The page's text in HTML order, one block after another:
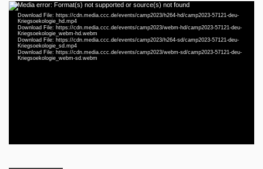
Video
Player
Media error: Format(s) not supported or source(s) not found
Download File: https://cdn.media.ccc.de/events/camp2023/h264-hd/camp2023-57121-deu-
Kriegsoekologie_hd.mp4
Download File: https://cdn.media.ccc.de/events/camp2023/webm-hd/camp2023-57121-deu-
Kriegsoekologie_webm-hd.webm
Download File: https://cdn.media.ccc.de/events/camp2023/h264-sd/camp2023-57121-deu-
Kriegsoekologie_sd.mp4
Download File: https://cdn.media.ccc.de/events/camp2023/webm-sd/camp2023-57121-deu-
Kriegsoekologie_webm-sd.webm
deu (todo)